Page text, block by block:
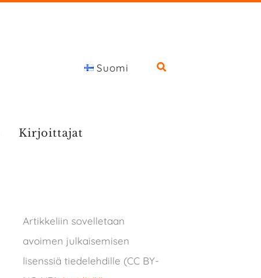
Suomi
Kirjoittajat
Artikkeliin sovelletaan
avoimen julkaisemisen
lisenssiä tiedelehdille (CC BY-